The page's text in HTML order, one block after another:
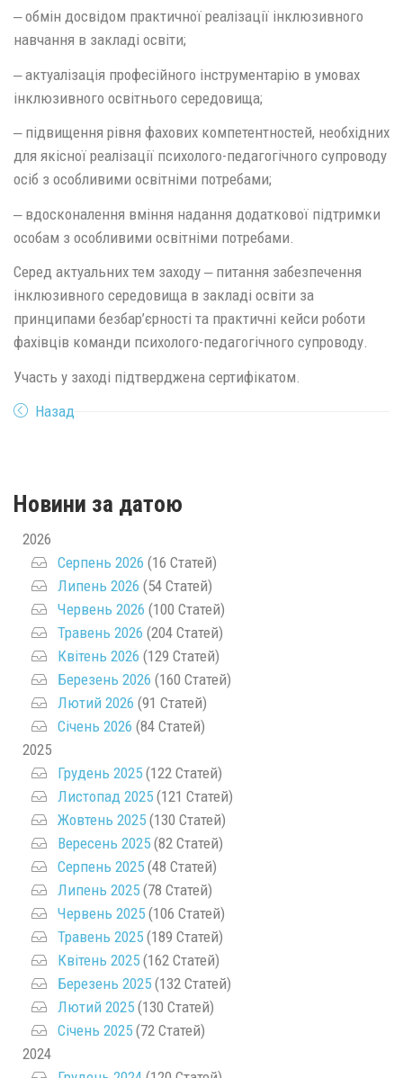
‒ обмін досвідом практичної реалізації інклюзивного
навчання в закладі освіти;
‒ актуалізація професійного інструментарію в умовах
інклюзивного освітнього середовища;
‒ підвищення рівня фахових компетентностей, необхідних
для якісної реалізації психолого-педагогічного супроводу
осіб з особливими освітніми потребами;
‒ вдосконалення вміння надання додаткової підтримки
особам з особливими освітніми потребами.
Серед актуальних тем заходу ‒ питання забезпечення
інклюзивного середовища в закладі освіти за
принципами безбар’єрності та практичні кейси роботи
фахівців команди психолого-педагогічного супроводу.
Участь у заході підтверджена сертифікатом.
Назад
Новини за датою
2026
Серпень 2026 (16 Статей)
Липень 2026 (54 Статей)
Червень 2026 (100 Статей)
Травень 2026 (204 Статей)
Квітень 2026 (129 Статей)
Березень 2026 (160 Статей)
Лютий 2026 (91 Статей)
Січень 2026 (84 Статей)
2025
Грудень 2025 (122 Статей)
Листопад 2025 (121 Статей)
Жовтень 2025 (130 Статей)
Вересень 2025 (82 Статей)
Серпень 2025 (48 Статей)
Липень 2025 (78 Статей)
Червень 2025 (106 Статей)
Травень 2025 (189 Статей)
Квітень 2025 (162 Статей)
Березень 2025 (132 Статей)
Лютий 2025 (130 Статей)
Січень 2025 (72 Статей)
2024